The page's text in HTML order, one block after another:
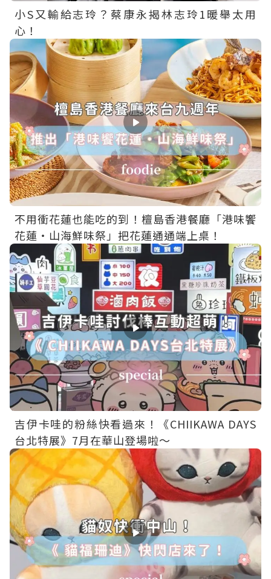
小S又輸給志玲？蔡康永揭林志玲1暖舉太用
心！
不用衝花蓮也能吃的到！檀島香港餐廳「港味饗
花蓮・山海鮮味祭」把花蓮通通端上桌！
吉伊卡哇的粉絲快看過來！《CHIIKAWA DAYS
台北特展》7月在華山登場啦～